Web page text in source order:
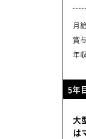
月
賞
年
5年
大
は